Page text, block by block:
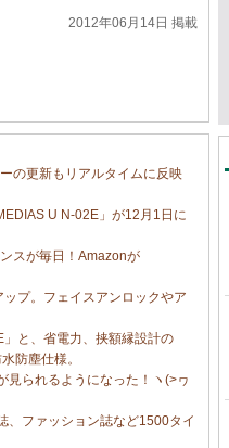
2012年06月14日 掲載
の更新もリアルタイムに反映
U N-02E」が12月1日に
スが毎日！Amazonが
プ。フェイスアンロックやア
と、省電力、挟額縁設計の
防塵仕様。
られるようになった！ヽ(>ヮ
ファッション誌など1500タイ